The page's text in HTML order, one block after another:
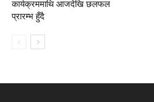
कार्यक्रममाथि आजदेखि छलफल
प्रारम्भ हुँदै